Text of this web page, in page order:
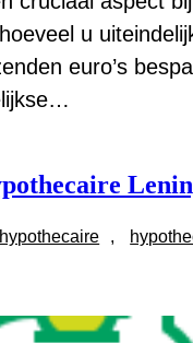
u
euro’s
hypothecaire ,